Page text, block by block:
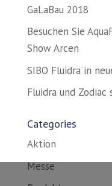
GaLaBau 2018
Besuchen Sie
Show Arcen
SIBO Fluidra in
Fluidra und Zodiac
Categories
Aktion
Messe